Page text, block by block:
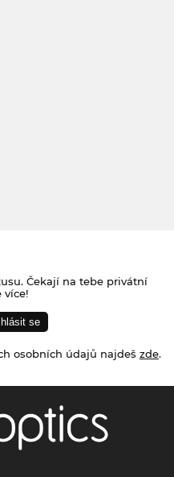
Čekají na tebe privátní
více!
osobních údajů najdeš zde.